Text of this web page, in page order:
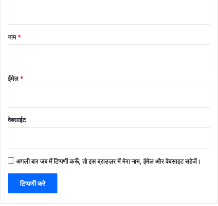
नाम*
ईमेल*
वेबसाईट
अगली बार जब मैं टिप्पणी करूँ, तो इस ब्राउज़र में मेरा नाम, ईमेल और वेबसाइट सहेजें।